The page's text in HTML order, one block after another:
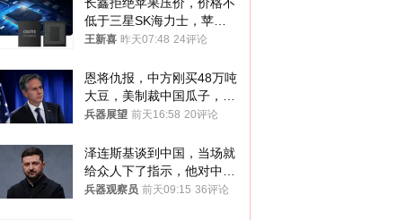
低于三星SK海力士，苹果
失去了议价权
王新喜 昨天07:48 24评论
恩将仇报，中方刚买48万吨
大豆，美制裁中国瓜子，布
林肯措辞变了
兵器展望 前天16:58 20评论
泽连斯基谈到中国，当场就
给众人下了指示，他对中国
和中乌关系，显然又有了新
兵器观察员 前天09:15 36评论